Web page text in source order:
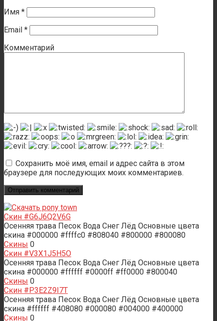
Имя *
Email *
Комментарий
Сохранить моё имя, email и адрес сайта в этом
браузере для последующих моих комментариев.
Скин #G6J6Q2V6G
Осенняя трава Песок Вода Снег Лёд Основные цвета
скина #000000 #ffffc0 #808040 #800000 #800080
Скины 0
Скин #V3X1J5H5O
Осенняя трава Песок Вода Снег Лёд Основные цвета
скина #000000 #ffffff #0000ff #ff0000 #800040
Скины 0
Скин #P3E2Z9I7T
Осенняя трава Песок Вода Снег Лёд Основные цвета
скина #ffffff #408080 #000080 #004000 #400000
Скины 0